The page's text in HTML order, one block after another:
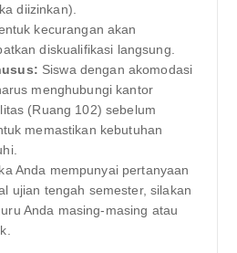
diizinkan).
kecurangan akan
diskualifikasi langsung.
Siswa dengan akomodasi
menghubungi kantor
(Ruang 102) sebelum
memastikan kebutuhan
Anda mempunyai pertanyaan
ujian tengah semester, silakan
Anda masing-masing atau